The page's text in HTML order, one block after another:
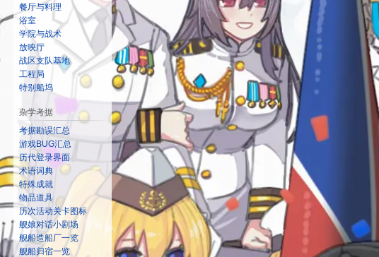
餐厅与料理
浴室
学院与战术
放映厅
战区支队基地
工程局
特别船坞
杂学考据
考据勘误汇总
游戏BUG汇总
历代登录界面
术语词典
特殊成就
物品道具
历次活动关卡图标
舰娘对话小剧场
舰船造船厂一览
舰船归宿一览